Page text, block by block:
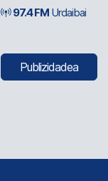
97.4 FM Urdaibai
Publizidadea